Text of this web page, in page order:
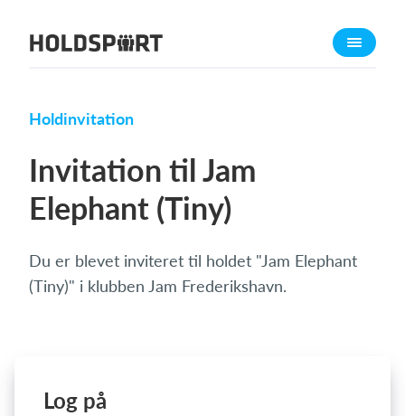
Om Holdsport
Presseomtale
Funktioner
Kontingentopkrævning
Hjemmeside
Hvad koster det?
Holdinvitation
Invitation til Jam
Elephant (Tiny)
Du er blevet inviteret til holdet "Jam Elephant
(Tiny)" i klubben Jam Frederikshavn.
Log på